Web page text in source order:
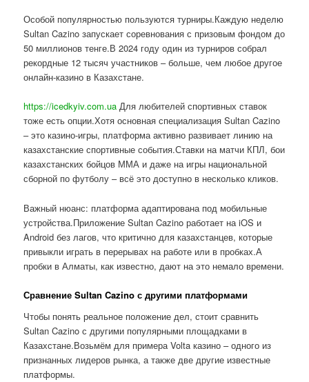
Особой популярностью пользуются турниры.Каждую неделю
Sultan Cazino запускает соревнования с призовым фондом до
50 миллионов тенге.В 2024 году один из турниров собрал
рекордные 12 тысяч участников – больше, чем любое другое
онлайн-казино в Казахстане.
https://icedkyiv.com.ua Для любителей спортивных ставок
тоже есть опции.Хотя основная специализация Sultan Cazino
– это казино-игры, платформа активно развивает линию на
казахстанские спортивные события.Ставки на матчи КПЛ, бои
казахстанских бойцов ММА и даже на игры национальной
сборной по футболу – всё это доступно в несколько кликов.
Важный нюанс: платформа адаптирована под мобильные
устройства.Приложение Sultan Cazino работает на iOS и
Android без лагов, что критично для казахстанцев, которые
привыкли играть в перерывах на работе или в пробках.А
пробки в Алматы, как известно, дают на это немало времени.
Сравнение Sultan Cazino с другими платформами
Чтобы понять реальное положение дел, стоит сравнить
Sultan Cazino с другими популярными площадками в
Казахстане.Возьмём для примера Volta казино – одного из
признанных лидеров рынка, а также две другие известные
платформы.